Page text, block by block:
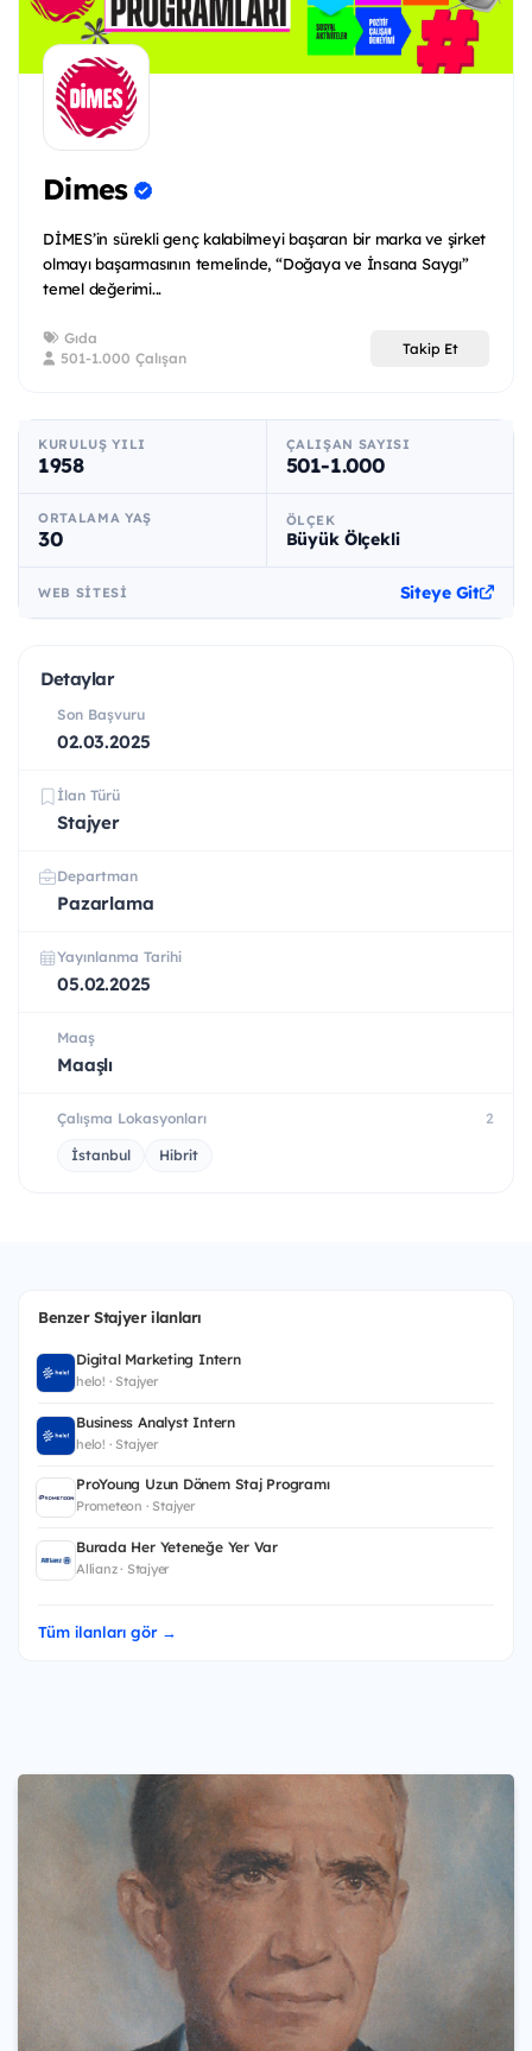
Dimes
DİMES’in sürekli genç kalabilmeyi başaran bir marka ve şirket
olmayı başarmasının temelinde, “Doğaya ve İnsana Saygı”
temel değerimi...
Gıda
501-1.000 Çalışan
Takip Et
KURULUŞ YILI
1958
ÇALIŞAN SAYISI
501-1.000
ORTALAMA YAŞ
30
ÖLÇEK
Büyük Ölçekli
WEB SITESI Siteye Git
Detaylar
Son Başvuru
02.03.2025
İlan Türü
Stajyer
Departman
Pazarlama
Yayınlanma Tarihi
05.02.2025
Maaş
Maaşlı
Çalışma Lokasyonları 2
İstanbul Hibrit
Benzer Stajyer ilanları
Digital Marketing Intern
helo! · Stajyer
Business Analyst Intern
helo! · Stajyer
ProYoung Uzun Dönem Staj Programı
Prometeon · Stajyer
Burada Her Yeteneğe Yer Var
Allianz · Stajyer
Tüm ilanları gör →